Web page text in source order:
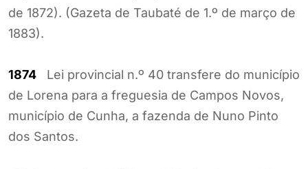
de 1872). (Gazeta de Taubaté de 1.º de março de
1883).
1874 Lei provincial n.º 40 transfere do município
de Lorena para a freguesia de Campos Novos,
município de Cunha, a fazenda de Nuno Pinto
dos Santos.